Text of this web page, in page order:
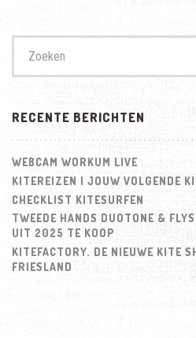
naar:
RECENTE BERICHTEN
WEBCAM WORKUM LIVE
KITEREIZEN | JOUW VOLGENDE
CHECKLIST KITESURFEN
TWEEDE HANDS DUOTONE &
UIT 2025 TE KOOP
KITEFACTORY. DE NIEUWE KITE
FRIESLAND